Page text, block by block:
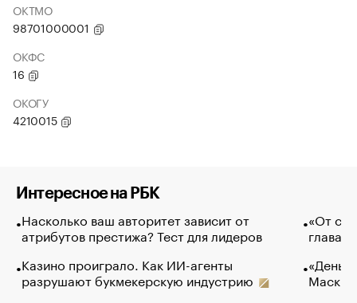
ОКТМО
98701000001
ОКФС
16
ОКОГУ
4210015
Интересное на РБК
Насколько ваш авторитет зависит от
атрибутов престижа? Тест для лидеров
Казино проиграло. Как ИИ-агенты
разрушают букмекерскую индустрию
«От
глава
Маск в